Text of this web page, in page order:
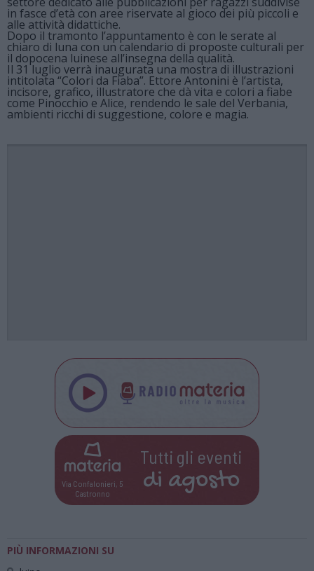
in fasce d’età con aree riservate al gioco dei più piccoli e
alle attività didattiche.
Dopo il tramonto l’appuntamento è con le serate al
chiaro di luna con un calendario di proposte culturali per
il dopocena luinese all’insegna della qualità.
Il 31 luglio verrà inaugurata una mostra di illustrazioni
intitolata “Colori da Fiaba”. Ettore Antonini è l’artista,
incisore, grafico, illustratore che dà vita e colori a fiabe
come Pinocchio e Alice, rendendo le sale del Verbania,
ambienti ricchi di suggestione, colore e magia.
Via Confalonieri, 5
Castronno
Tutti gli eventi
di agosto
PIÙ INFORMAZIONI SU